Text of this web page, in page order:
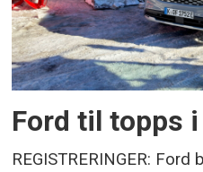
Ford til topps
REGISTRERINGER: